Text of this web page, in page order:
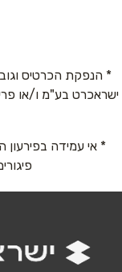
טלפון*
אימייל*
רעננה
* הנפקת הכרטיס
ישראכרט בע"מ ו/או
* אי עמידה בפירעון